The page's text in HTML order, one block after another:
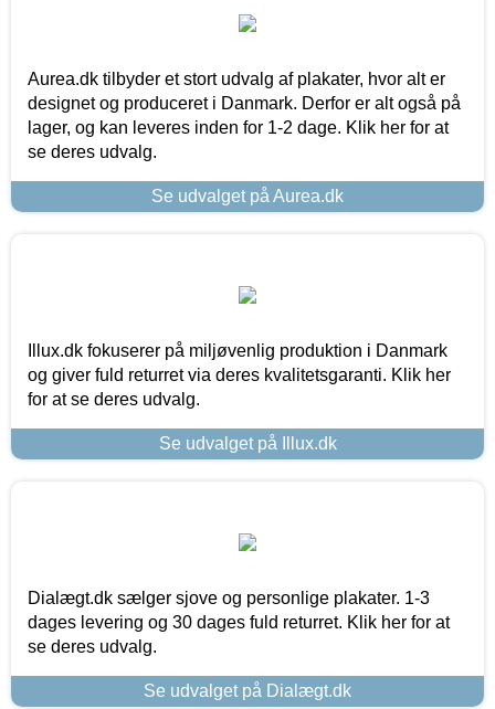
Aurea.dk tilbyder et stort udvalg af plakater, hvor alt er
designet og produceret i Danmark. Derfor er alt også på
lager, og kan leveres inden for 1-2 dage. Klik her for at
se deres udvalg.
Se udvalget på Aurea.dk
Illux.dk fokuserer på miljøvenlig produktion i Danmark
og giver fuld returret via deres kvalitetsgaranti. Klik her
for at se deres udvalg.
Se udvalget på Illux.dk
Dialægt.dk sælger sjove og personlige plakater. 1-3
dages levering og 30 dages fuld returret. Klik her for at
se deres udvalg.
Se udvalget på Dialægt.dk